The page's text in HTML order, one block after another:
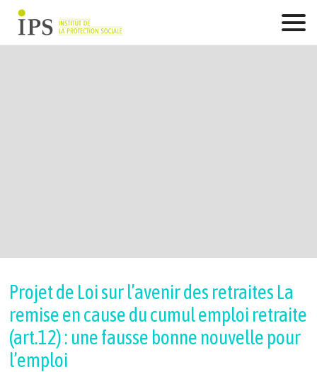
Projet de Loi sur l’avenir des retraites La
remise en cause du cumul emploi retraite
(art.12) : une fausse bonne nouvelle pour
l’emploi